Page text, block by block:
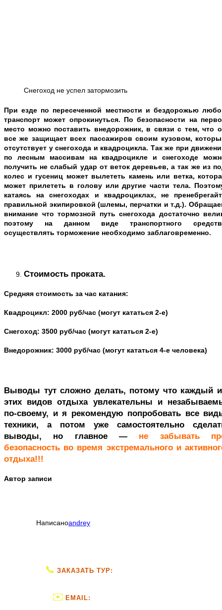
Снегоход не успел затормозить
При езде по пересеченной местности и бездорожью
транспорт может опрокинуться. По безопасности на
место можно поставить внедорожник, в связи с тем, что
все же защищает всех пассажиров своим кузовом,
отсутствует у снегохода и квадроцикла. Так же при
по лесным массивам на квадроцикле и снегоходе
получить не слабый удар от веток деревьев, а так же из
колес и гусениц может вылететь камень или ветка,
может прилететь в голову или другие части тела.
катаясь на снегоходах и квадроциклах, не
правильной экипировкой (шлемы, перчатки и т.д.).
внимание что тормозной путь снегохода достаточно
поэтому на данном виде транспортного
осуществлять торможение необходимо заблаговременно.
Стоимость проката.
Средняя стоимость за час катания:
Квадроцикл: 2000 руб/час (могут кататься 2-е)
Снегоход: 3500 руб/час (могут кататься 2-е)
Внедорожник: 3000 руб/час (могут кататься 4-е человека)
Выводы тут сложно делать, потому что каждый
этих видов отдыха увлекательны и
по-своему, и я рекомендую попробовать все
техники, а потом уже самостоятельно
выводы, но главное — не забывать
безопасность во время экстремального и
отдыха!!!
Автор записи
Написаноandrey
📞 ЗАКАЗАТЬ ТУР:
✉️ EMAIL: